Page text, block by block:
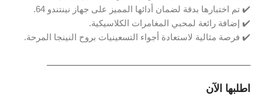
✔️ تم اختبارها بدقة لضمان أدائها المميز على جهاز نينتندو 64.
✔️ إضافة رائعة لمحبي المغامرات الكلاسيكية.
✔️ فرصة مثالية لاستعادة أجواء التسعينيات بروح النينجا المرحة.
ـــــــــــــــــــــــــــــــــــــــــــــــــــــــــــــــــــــــــــــــــــــــ
اطلبها الآن